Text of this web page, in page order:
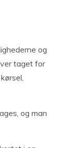
og
taget for
og man